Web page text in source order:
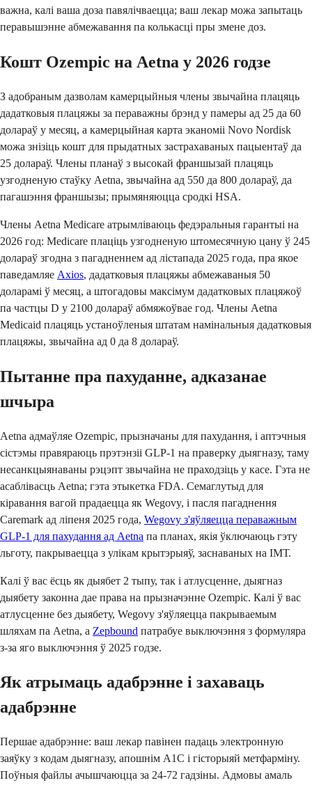
важна, калі ваша доза павялічваецца; ваш лекар можа запытаць
перавышэнне абмежавання па колькасці пры змене доз.
Кошт Ozempic на Aetna у 2026 годзе
З адобраным дазволам камерцыйныя члены звычайна плацяць
дадатковыя плацяжы за пераважны брэнд у памеры ад 25 да 60
долараў у месяц, а камерцыйная карта эканоміі Novo Nordisk
можа знізіць кошт для прыдатных застрахаваных пацыентаў да
25 долараў. Члены планаў з высокай франшызай плацяць
узгодненую стаўку Aetna, звычайна ад 550 да 800 долараў, да
пагашэння франшызы; прымяняюцца сродкі HSA.
Члены Aetna Medicare атрымліваюць федэральныя гарантыі на
2026 год: Medicare плаціць узгодненую штомесячную цану ў 245
долараў згодна з пагадненнем ад лістапада 2025 года, пра якое
паведамляе Axios, дадатковыя плацяжы абмежаваныя 50
доларамі ў месяц, а штогадовы максімум дадатковых плацяжоў
па частцы D у 2100 долараў абмяжоўвае год. Члены Aetna
Medicaid плацяць устаноўленыя штатам намінальныя дадатковыя
плацяжы, звычайна ад 0 да 8 долараў.
Пытанне пра пахуданне, адказанае
шчыра
Aetna адмаўляе Ozempic, прызначаны для пахудання, і аптэчныя
сістэмы правяраюць прэтэнзіі GLP-1 на праверку дыягназу, таму
несанкцыянаваны рэцэпт звычайна не праходзіць у касе. Гэта не
асаблівасць Aetna; гэта этыкетка FDA. Семаглутыд для
кіравання вагой прадаецца як Wegovy, і пасля пагаднення
Caremark ад ліпеня 2025 года, Wegovy з'яўляецца пераважным
GLP-1 для пахудання ад Aetna па планах, якія ўключаюць гэту
льготу, пакрываецца з улікам крытэрыяў, заснаваных на ІМТ.
Калі ў вас ёсць як дыябет 2 тыпу, так і атлусценне, дыягназ
дыябету законна дае права на прызначэнне Ozempic. Калі ў вас
атлусценне без дыябету, Wegovy з'яўляецца пакрываемым
шляхам па Aetna, а Zepbound патрабуе выключэння з формуляра
з-за яго выключэння ў 2025 годзе.
Як атрымаць адабрэнне і захаваць
адабрэнне
Першае адабрэнне: ваш лекар павінен падаць электронную
заяўку з кодам дыягназу, апошнім A1C і гісторыяй метфарміну.
Поўныя файлы ачышчаюцца за 24-72 гадзіны. Адмовы амаль